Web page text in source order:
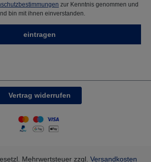
zur Kenntnis genommen und
bin mit ihnen einverstanden.
eintragen
Vertrag widerrufen
Mehrwertsteuer zzgl. Versandkosten